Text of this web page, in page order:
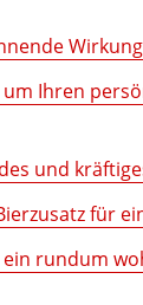
Ihren
und
für
rundum